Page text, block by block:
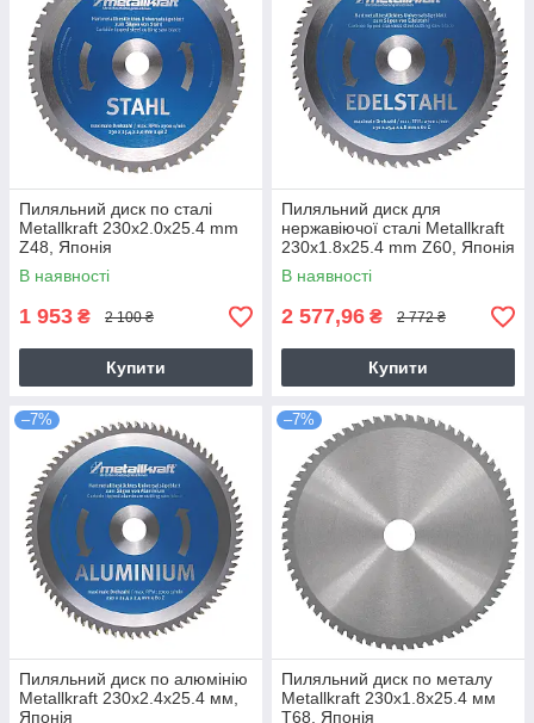
Пиляльний диск по сталі
Metallkraft 230x2.0x25.4 mm
Z48, Японія
В наявності
1 953 ₴ 2 100 ₴
Купити
Пиляльний диск для
нержавіючої сталі Metallkraft
230x1.8x25.4 mm Z60, Японія
В наявності
2 577,96 ₴ 2 772 ₴
Купити
–7%
Пиляльний диск по алюмінію
Metallkraft 230x2.4x25.4 мм,
Японія
–7%
Пиляльний диск по металу
Metallkraft 230x1.8x25.4 мм
T68, Японія